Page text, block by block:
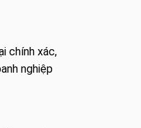
chính xác,
nghiệp